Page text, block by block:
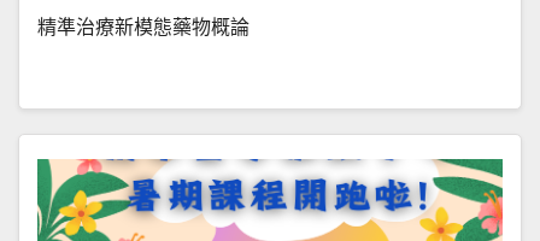
精準治療新模態藥物概論